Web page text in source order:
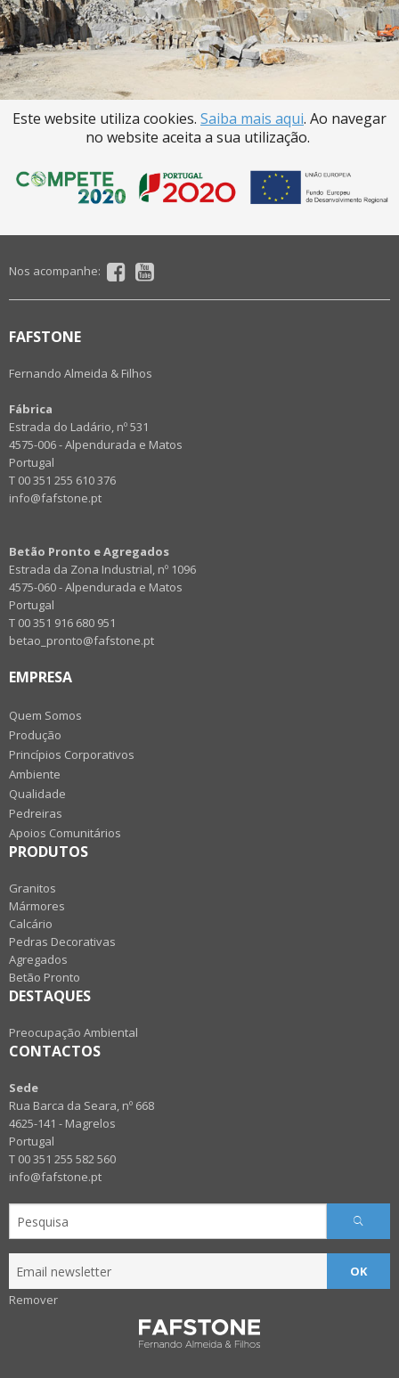
Este website utiliza cookies. Saiba mais aqui. Ao navegar
no website aceita a sua utilização.
Nos acompanhe:
FAFSTONE
Fernando Almeida & Filhos
Fábrica
Estrada do Ladário, nº 531
4575-006 - Alpendurada e Matos
Portugal
T 00 351 255 610 376
info@fafstone.pt
Betão Pronto e Agregados
Estrada da Zona Industrial, nº 1096
4575-060 - Alpendurada e Matos
Portugal
T 00 351 916 680 951
betao_pronto@fafstone.pt
EMPRESA
Quem Somos
Produção
Princípios Corporativos
Ambiente
Qualidade
Pedreiras
Apoios Comunitários
PRODUTOS
Granitos
Mármores
Calcário
Pedras Decorativas
Agregados
Betão Pronto
DESTAQUES
Preocupação Ambiental
CONTACTOS
Sede
Rua Barca da Seara, nº 668
4625-141 - Magrelos
Portugal
T 00 351 255 582 560
info@fafstone.pt
Remover
OK